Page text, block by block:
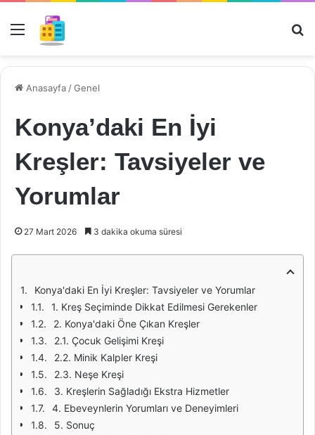
Menü
Anasayfa /Genel
Konya’daki En İyi
Kreşler: Tavsiyeler ve
Yorumlar
27 Mart 2026 3 dakika okuma süresi
Konya'daki En İyi Kreşler: Tavsiyeler ve Yorumlar
1. Kreş Seçiminde Dikkat Edilmesi Gerekenler
2. Konya'daki Öne Çıkan Kreşler
2.1. Çocuk Gelişimi Kreşi
2.2. Minik Kalpler Kreşi
2.3. Neşe Kreşi
3. Kreşlerin Sağladığı Ekstra Hizmetler
4. Ebeveynlerin Yorumları ve Deneyimleri
5. Sonuç